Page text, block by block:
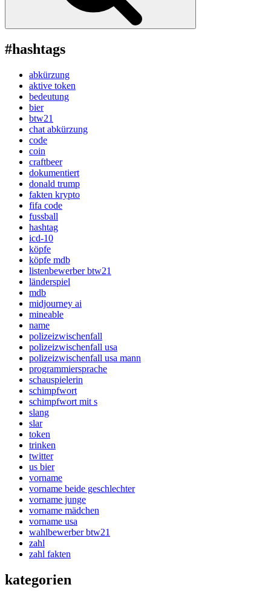
#hashtags
abkürzung
aktive token
bedeutung
bier
btw21
chat abkürzung
code
coin
craftbeer
dokumentiert
donald trump
fakten krypto
fifa code
fussball
hashtag
icd-10
köpfe
köpfe mdb
listenbewerber btw21
länderspiel
mdb
midjourney ai
mineable
name
polizeizwischenfall
polizeizwischenfall usa
polizeizwischenfall usa mann
programmiersprache
schauspielerin
schimpfwort
schimpfwort mit s
slang
slar
token
trinken
twitter
us bier
vorname
vorname beide geschlechter
vorname junge
vorname mädchen
vorname usa
wahlbewerber btw21
zahl
zahl fakten
kategorien